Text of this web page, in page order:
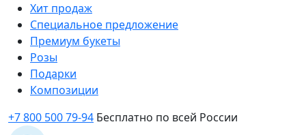
Хит продаж
Специальное предложение
Премиум букеты
Розы
Подарки
Композиции
+7 800 500 79-94 Бесплатно по всей России